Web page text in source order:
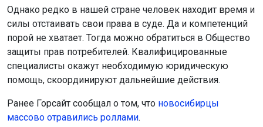
Однако редко в нашей стране человек находит время и
силы отстаивать свои права в суде. Да и компетенций
порой не хватает. Тогда можно обратиться в Общество
защиты прав потребителей. Квалифицированные
специалисты окажут необходимую юридическую
помощь, скоординируют дальнейшие действия.
Ранее Горсайт сообщал о том, что новосибирцы
массово отравились роллами.